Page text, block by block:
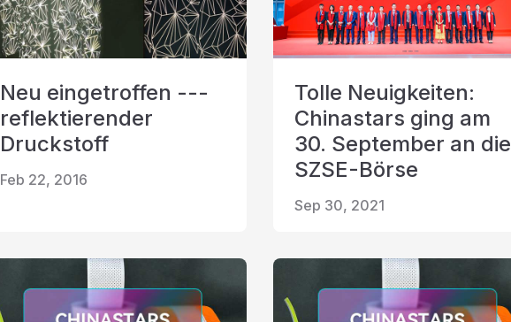
Neu eingetroffen ---
reflektierender
Druckstoff
Feb 22, 2016
Tolle Neuigkeiten:
Chinastars ging am
30. September an die
SZSE-Börse
Sep 30, 2021